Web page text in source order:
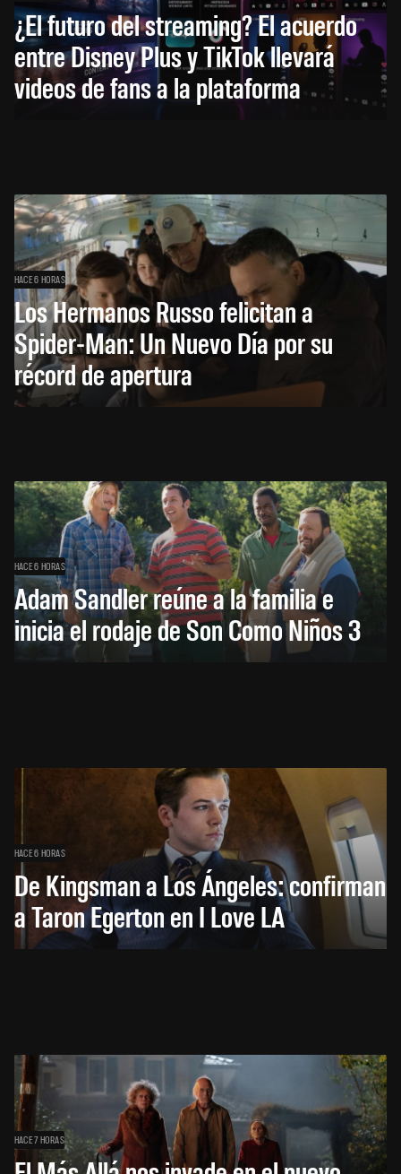
¿El futuro del streaming? El acuerdo
entre Disney Plus y TikTok llevará
videos de fans a la plataforma
HACE 6 HORAS
Los Hermanos Russo felicitan a
Spider-Man: Un Nuevo Día por su
récord de apertura
HACE 6 HORAS
Adam Sandler reúne a la familia e
inicia el rodaje de Son Como Niños 3
HACE 6 HORAS
De Kingsman a Los Ángeles: confirman
a Taron Egerton en I Love LA
HACE 7 HORAS